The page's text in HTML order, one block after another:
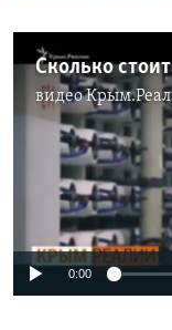
видео
No
0:00